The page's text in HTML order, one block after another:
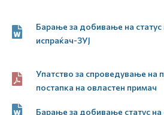
Барање за добивање на статус
испраќач-ЗУЈ
Упатство за спроведување на
постапка на овластен примач
Барање за добивање статус